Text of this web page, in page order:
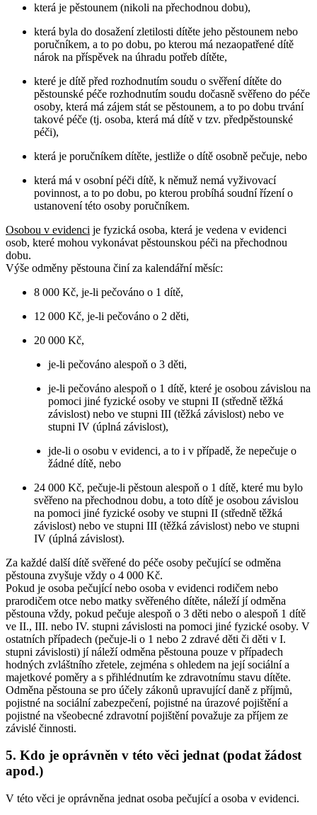
která je pěstounem (nikoli na přechodnou dobu),
která byla do dosažení zletilosti dítěte jeho pěstounem nebo
poručníkem, a to po dobu, po kterou má nezaopatřené dítě
nárok na příspěvek na úhradu potřeb dítěte,
které je dítě před rozhodnutím soudu o svěření dítěte do
pěstounské péče rozhodnutím soudu dočasně svěřeno do péče
osoby, která má zájem stát se pěstounem, a to po dobu trvání
takové péče (tj. osoba, která má dítě v tzv. předpěstounské
péči),
která je poručníkem dítěte, jestliže o dítě osobně pečuje, nebo
která má v osobní péči dítě, k němuž nemá vyživovací
povinnost, a to po dobu, po kterou probíhá soudní řízení o
ustanovení této osoby poručníkem.
Osobou v evidenci je fyzická osoba, která je vedena v evidenci
osob, které mohou vykonávat pěstounskou péči na přechodnou
dobu.
Výše odměny pěstouna činí za kalendářní měsíc:
8 000 Kč, je-li pečováno o 1 dítě,
12 000 Kč, je-li pečováno o 2 děti,
20 000 Kč,
je-li pečováno alespoň o 3 děti,
je-li pečováno alespoň o 1 dítě, které je osobou závislou na
pomoci jiné fyzické osoby ve stupni II (středně těžká
závislost) nebo ve stupni III (těžká závislost) nebo ve
stupni IV (úplná závislost),
jde-li o osobu v evidenci, a to i v případě, že nepečuje o
žádné dítě, nebo
24 000 Kč, pečuje-li pěstoun alespoň o 1 dítě, které mu bylo
svěřeno na přechodnou dobu, a toto dítě je osobou závislou
na pomoci jiné fyzické osoby ve stupni II (středně těžká
závislost) nebo ve stupni III (těžká závislost) nebo ve stupni
IV (úplná závislost).
Za každé další dítě svěřené do péče osoby pečující se odměna
pěstouna zvyšuje vždy o 4 000 Kč.
Pokud je osoba pečující nebo osoba v evidenci rodičem nebo
prarodičem otce nebo matky svěřeného dítěte, náleží jí odměna
pěstouna vždy, pokud pečuje alespoň o 3 děti nebo o alespoň 1 dítě
ve II., III. nebo IV. stupni závislosti na pomoci jiné fyzické osoby. V
ostatních případech (pečuje-li o 1 nebo 2 zdravé děti či děti v I.
stupni závislosti) jí náleží odměna pěstouna pouze v případech
hodných zvláštního zřetele, zejména s ohledem na její sociální a
majetkové poměry a s přihlédnutím ke zdravotnímu stavu dítěte.
Odměna pěstouna se pro účely zákonů upravující daně z příjmů,
pojistné na sociální zabezpečení, pojistné na úrazové pojištění a
pojistné na všeobecné zdravotní pojištění považuje za příjem ze
závislé činnosti.
5. Kdo je oprávněn v této věci jednat (podat žádost
apod.)
V této věci je oprávněna jednat osoba pečující a osoba v evidenci.